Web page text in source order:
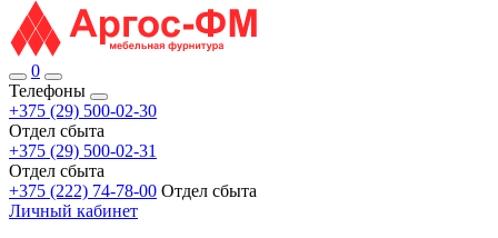
0
Телефоны
+375 (29) 500-02-30
Отдел сбыта
+375 (29) 500-02-31
Отдел сбыта
+375 (222) 74-78-00 Отдел сбыта
Личный кабинет